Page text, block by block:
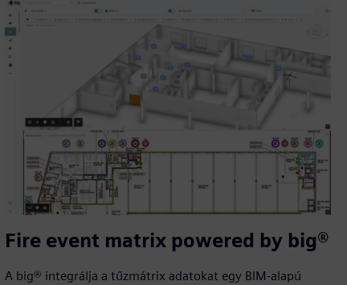
Fire event matrix powered by big®
A big® integrálja a tűzmátrix adatokat egy BIM-alapú